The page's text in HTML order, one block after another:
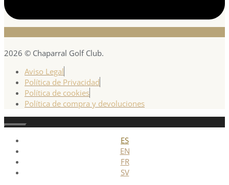
2026 © Chaparral Golf Club.
Aviso Legal
Política de Privacidad
Política de cookies
Política de compra y devoluciones
Cerrar
ES
EN
FR
SV